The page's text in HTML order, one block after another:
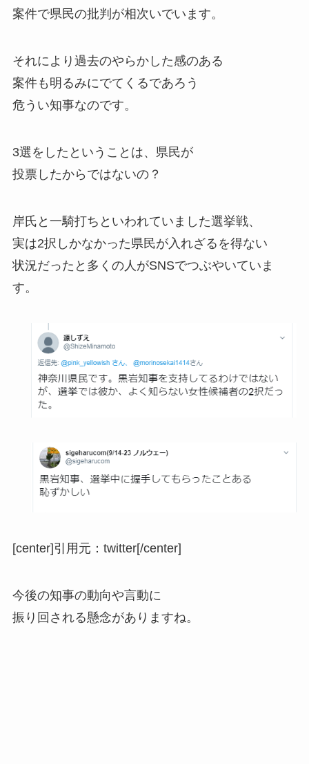
案件で県民の批判が相次いでいます。
それにより過去のやらかした感のある
案件も明るみにでてくるであろう
危うい知事なのです。
3選をしたということは、県民が
投票したからではないの？
岸氏と一騎打ちといわれていました選挙戦、
実は2択しかなかった県民が入れざるを得ない
状況だったと多くの人がSNSでつぶやいていま
す。
[center]引用元：twitter[/center]
今後の知事の動向や言動に
振り回される懸念がありますね。